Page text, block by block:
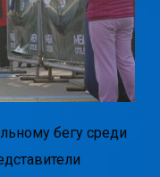
бегу среди